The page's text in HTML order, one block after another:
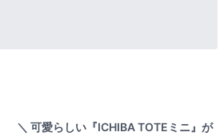
＼ 可愛らしい『ICHIBA TOTEミニ』が